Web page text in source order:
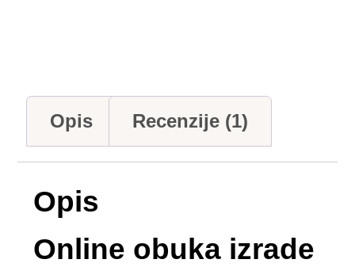
Opis Recenzije (1)
Opis
Online obuka izrade